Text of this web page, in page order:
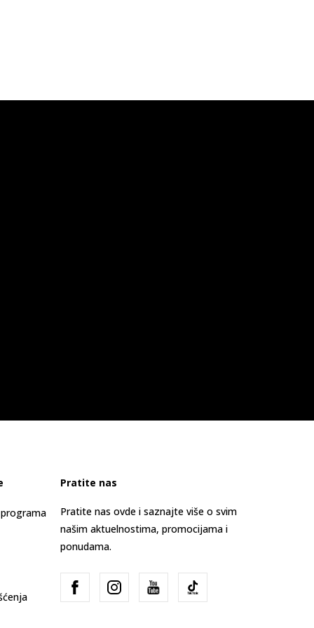
Pratite nas
Pratite nas ovde i saznajte više o svim
našim aktuelnostima, promocijama i
ponudama.